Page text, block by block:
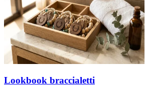
Lookbook braccialetti